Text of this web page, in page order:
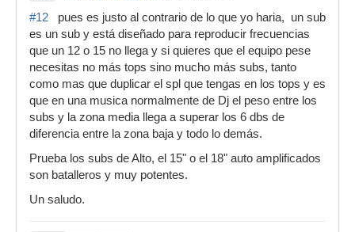
#12 pues es justo al contrario de lo que yo haria, un sub
es un sub y está diseñado para reproducir frecuencias
que un 12 o 15 no llega y si quieres que el equipo pese
necesitas no más tops sino mucho más subs, tanto
como mas que duplicar el spl que tengas en los tops y es
que en una musica normalmente de Dj el peso entre los
subs y la zona media llega a superar los 6 dbs de
diferencia entre la zona baja y todo lo demás.
Prueba los subs de Alto, el 15" o el 18" auto amplificados
son batalleros y muy potentes.
Un saludo.